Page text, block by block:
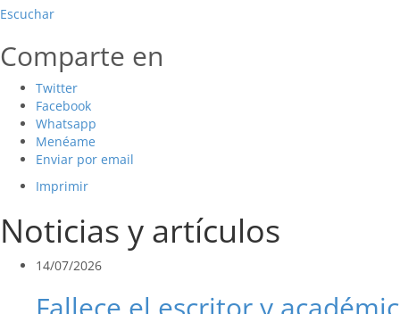
Escuchar
Comparte en
Twitter
Facebook
Whatsapp
Menéame
Enviar por email
Imprimir
Noticias y artículos
14/07/2026